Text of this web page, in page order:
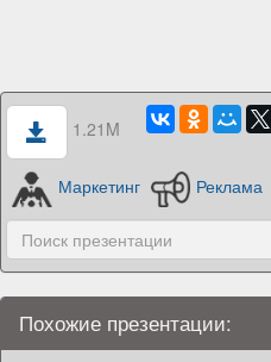
1.21M
Маркетинг Реклама
Похожие презентации: